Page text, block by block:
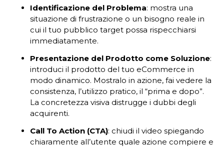
Identificazione del Problema: mostra una
situazione di frustrazione o un bisogno reale in
cui il tuo pubblico target possa rispecchiarsi
immediatamente.
Presentazione del Prodotto come Soluzione:
introduci il prodotto del tuo eCommerce in
modo dinamico. Mostralo in azione, fai vedere la
consistenza, l’utilizzo pratico, il “prima e dopo”.
La concretezza visiva distrugge i dubbi degli
acquirenti.
Call To Action (CTA): chiudi il video spiegando
chiaramente all’utente quale azione compiere e